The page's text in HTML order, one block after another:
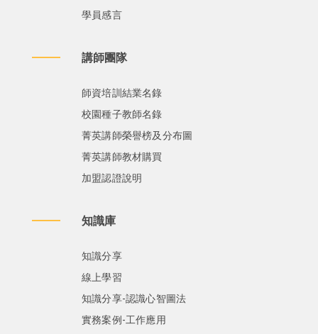
學員感言
講師團隊
師資培訓結業名錄
校園種子教師名錄
菁英講師榮譽榜及分布圖
菁英講師教材購買
加盟認證說明
知識庫
知識分享
線上學習
知識分享-認識心智圖法
實務案例-工作應用